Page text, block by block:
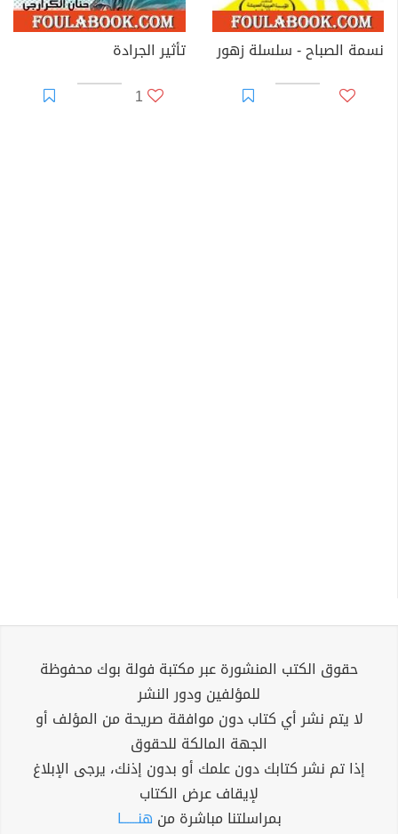
نسمة الصباح - سلسلة زهور
تأثير الجرادة
1
حقوق الكتب المنشورة عبر مكتبة فولة بوك محفوظة
للمؤلفين ودور النشر
لا يتم نشر أي كتاب دون موافقة صريحة من المؤلف أو
الجهة المالكة للحقوق
إذا تم نشر كتابك دون علمك أو بدون إذنك، يرجى الإبلاغ
لإيقاف عرض الكتاب
بمراسلتنا مباشرة من هنــــــا